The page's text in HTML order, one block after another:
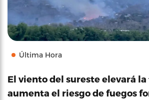
Última Hora
El viento del sureste elevará
aumenta el riesgo de fuegos